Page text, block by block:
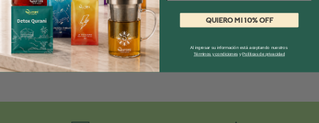
QUIERO MI 10% OFF
Al ingresar su información está aceptando nuestros
Términos y condicionesyPolíticas de privacidad